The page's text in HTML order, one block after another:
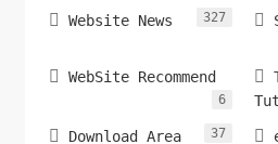
 Website News 327 
 WebSite Recommend
6

 Download Area 37 